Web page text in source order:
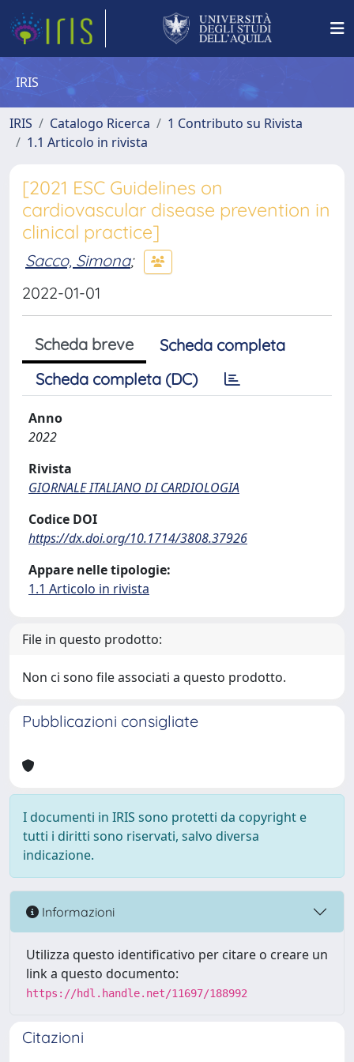
IRIS
IRIS Catalogo Ricerca
1 Contributo su Rivista
1.1 Articolo in rivista
[2021 ESC Guidelines on
cardiovascular disease prevention in
clinical practice]
Sacco, Simona;
2022-01-01
Scheda breve
Scheda completa
Scheda completa (DC)
Anno
2022
Rivista
GIORNALE ITALIANO DI CARDIOLOGIA
Codice DOI
https://dx.doi.org/10.1714/3808.37926
Appare nelle tipologie:
1.1 Articolo in rivista
File in questo prodotto:
Non ci sono file associati a questo prodotto.
Pubblicazioni consigliate
I documenti in IRIS sono protetti da copyright e
tutti i diritti sono riservati, salvo diversa
indicazione.
Informazioni
Utilizza questo identificativo per citare o creare un
link a questo documento:
https://hdl.handle.net/11697/188992
Citazioni